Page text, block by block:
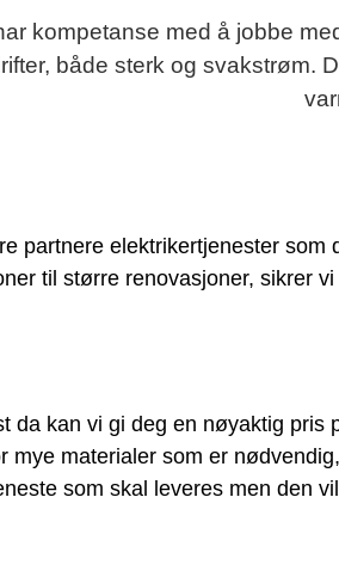
kompetanse med å jobbe
både sterk og svakstrøm.
partnere elektrikertjenester som
til større renovasjoner, sikrer
da kan vi gi deg en nøyaktig pris
materialer som er
som skal leveres men den